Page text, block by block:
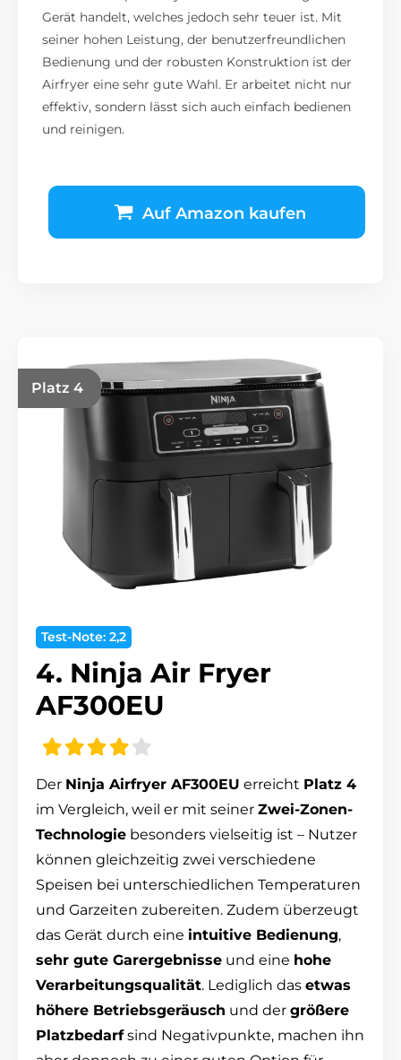
Gerät handelt, welches jedoch sehr teuer ist. Mit
seiner hohen Leistung, der benutzerfreundlichen
Bedienung und der robusten Konstruktion ist der
Airfryer eine sehr gute Wahl. Er arbeitet nicht nur
effektiv, sondern lässt sich auch einfach bedienen
und reinigen.
Auf Amazon kaufen
Platz 4
Test-Note: 2,2
4. Ninja Air Fryer
AF300EU
Der Ninja Airfryer AF300EU erreicht Platz 4
im Vergleich, weil er mit seiner Zwei-Zonen-
Technologie besonders vielseitig ist – Nutzer
können gleichzeitig zwei verschiedene
Speisen bei unterschiedlichen Temperaturen
und Garzeiten zubereiten. Zudem überzeugt
das Gerät durch eine intuitive Bedienung,
sehr gute Garergebnisse und eine hohe
Verarbeitungsqualität. Lediglich das etwas
höhere Betriebsgeräusch und der größere
Platzbedarfsind Negativpunkte, machen ihn